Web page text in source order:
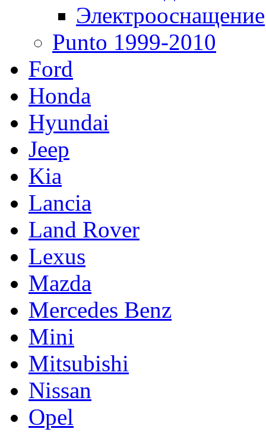
Электрооснащение
Punto 1999-2010
Ford
Honda
Hyundai
Jeep
Kia
Lancia
Land Rover
Lexus
Mazda
Mercedes Benz
Mini
Mitsubishi
Nissan
Opel